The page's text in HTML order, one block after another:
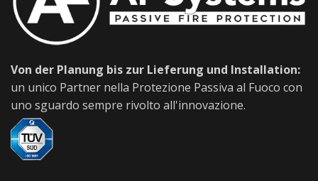
Von der Planung bis zur Lieferung und Installation:
un unico Partner nella Protezione Passiva al Fuoco con
uno sguardo sempre rivolto all'innovazione.